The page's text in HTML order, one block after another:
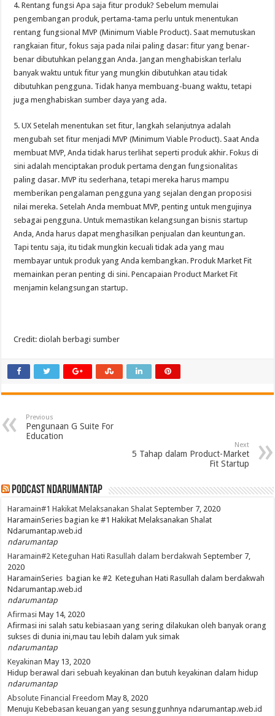
4. Rentang fungsi Apa saja fitur produk? Sebelum memulai
pengembangan produk, pertama-tama perlu untuk menentukan
rentang fungsional MVP (Minimum Viable Product). Saat memutuskan
rangkaian fitur, fokus saja pada nilai paling dasar: fitur yang benar-
benar dibutuhkan pelanggan Anda. Jangan menghabiskan terlalu
banyak waktu untuk fitur yang mungkin dibutuhkan atau tidak
dibutuhkan pengguna. Tidak hanya membuang-buang waktu, tetapi
juga menghabiskan sumber daya yang ada.
5. UX Setelah menentukan set fitur, langkah selanjutnya adalah
mengubah set fitur menjadi MVP (Minimum Viable Product). Saat Anda
membuat MVP, Anda tidak harus terlihat seperti produk akhir. Fokus di
sini adalah menciptakan produk pertama dengan fungsionalitas
paling dasar. MVP itu sederhana, tetapi mereka harus mampu
memberikan pengalaman pengguna yang sejalan dengan proposisi
nilai mereka. Setelah Anda membuat MVP, penting untuk mengujinya
sebagai pengguna. Untuk memastikan kelangsungan bisnis startup
Anda, Anda harus dapat menghasilkan penjualan dan keuntungan.
Tapi tentu saja, itu tidak mungkin kecuali tidak ada yang mau
membayar untuk produk yang Anda kembangkan. Produk Market Fit
memainkan peran penting di sini. Pencapaian Product Market Fit
menjamin kelangsungan startup.
Credit: diolah berbagi sumber
Previous
Pengunaan G Suite For
Education
Next
5 Tahap dalam Product-Market
Fit Startup
PodCast NdaruMantap
Haramain#1 Hakikat Melaksanakan Shalat September 7, 2020
HaramainSeries bagian ke #1 Hakikat Melaksanakan Shalat
Ndarumantap.web.id
ndarumantap
Haramain#2 Keteguhan Hati Rasullah dalam berdakwah September 7,
2020
HaramainSeries bagian ke #2 Keteguhan Hati Rasullah dalam berdakwah
Ndarumantap.web.id
ndarumantap
Afirmasi May 14, 2020
Afirmasi ini salah satu kebiasaan yang sering dilakukan oleh banyak orang
sukses di dunia ini,mau tau lebih dalam yuk simak
ndarumantap
Keyakinan May 13, 2020
Hidup berawal dari sebuah keyakinan dan butuh keyakinan dalam hidup
ndarumantap
Absolute Financial Freedom May 8, 2020
Menuju Kebebasan keuangan yang sesunggunhnya ndarumantap.web.id